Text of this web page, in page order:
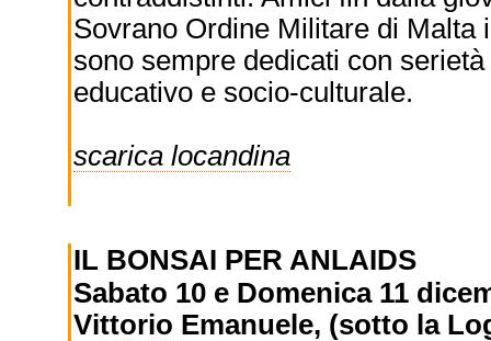
Sovrano Ordine Militare di Malta
sono sempre dedicati con
educativo e socio-culturale.
scarica locandina
IL BONSAI PER ANLAIDS
Sabato 10 e Domenica 11
Vittorio Emanuele, (sotto la